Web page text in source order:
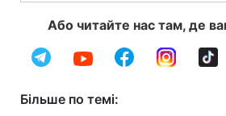
Або читайте нас там, де
Більше по темі: